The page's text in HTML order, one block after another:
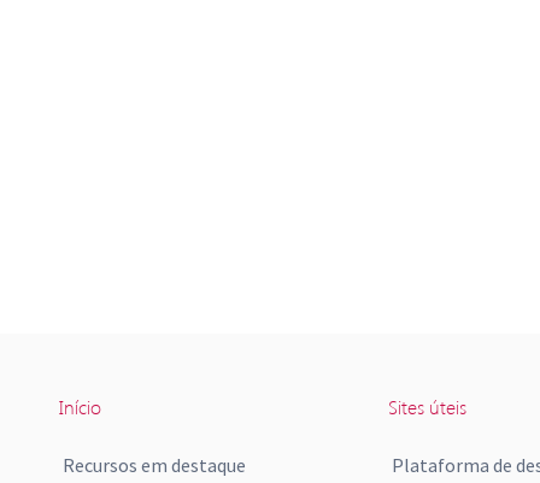
Início
Recursos em destaque
Sites úteis
Plataforma de